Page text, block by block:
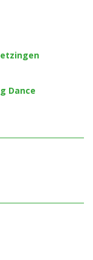
Dance